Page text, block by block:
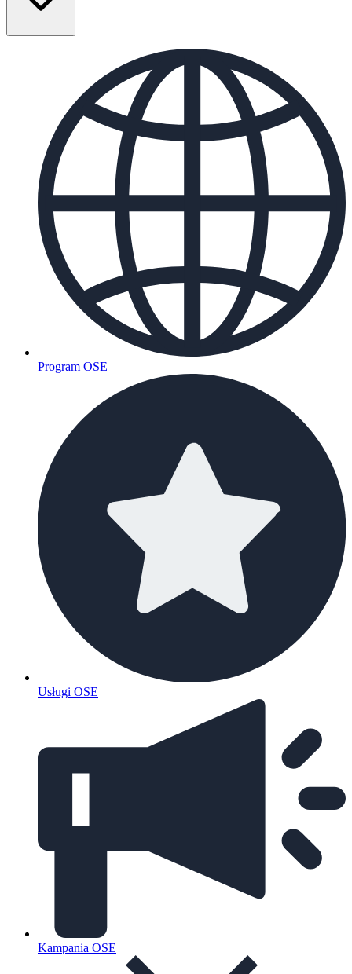
Program OSE
Usługi OSE
Kampania OSE